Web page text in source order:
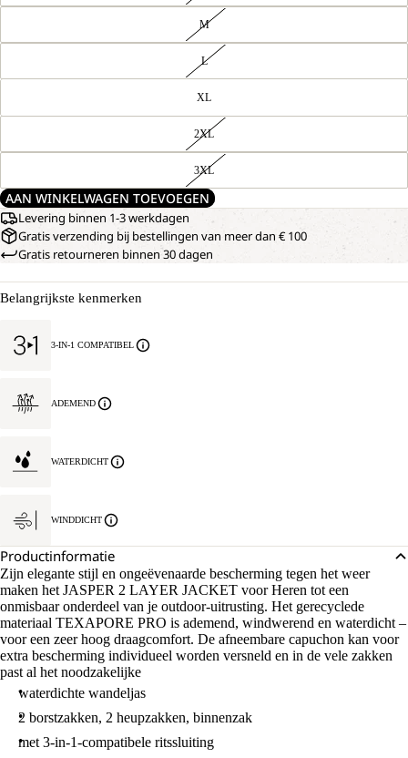
M
L
XL
2XL
3XL
AAN WINKELWAGEN TOEVOEGEN
Levering binnen 1-3 werkdagen
Gratis verzending bij bestellingen van meer dan € 100
Gratis retourneren binnen 30 dagen
Belangrijkste kenmerken
3-IN-1 COMPATIBEL
ADEMEND
WATERDICHT
WINDDICHT
Productinformatie
Zijn elegante stijl en ongeëvenaarde bescherming tegen het weer
maken het JASPER 2 LAYER JACKET voor Heren tot een
onmisbaar onderdeel van je outdoor-uitrusting. Het gerecyclede
materiaal TEXAPORE PRO is ademend, windwerend en waterdicht –
voor een zeer hoog draagcomfort. De afneembare capuchon kan voor
extra bescherming individueel worden versneld en in de vele zakken
past al het noodzakelijke
waterdichte wandeljas
2 borstzakken, 2 heupzakken, binnenzak
met 3-in-1-compatibele ritssluiting